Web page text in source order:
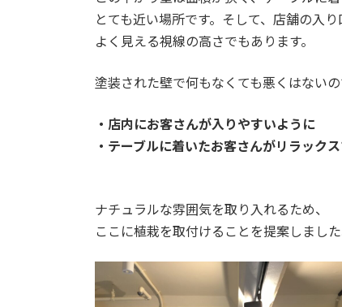
とても近い場所です。そして、店舗の入り
よく見える視線の高さでもあります。
塗装された壁で何もなくても悪くはないの
・店内にお客さんが入りやすいように
・テーブルに着いたお客さんがリラック
ナチュラルな雰囲気を取り入れるため、
ここに植栽を取付けることを提案しました